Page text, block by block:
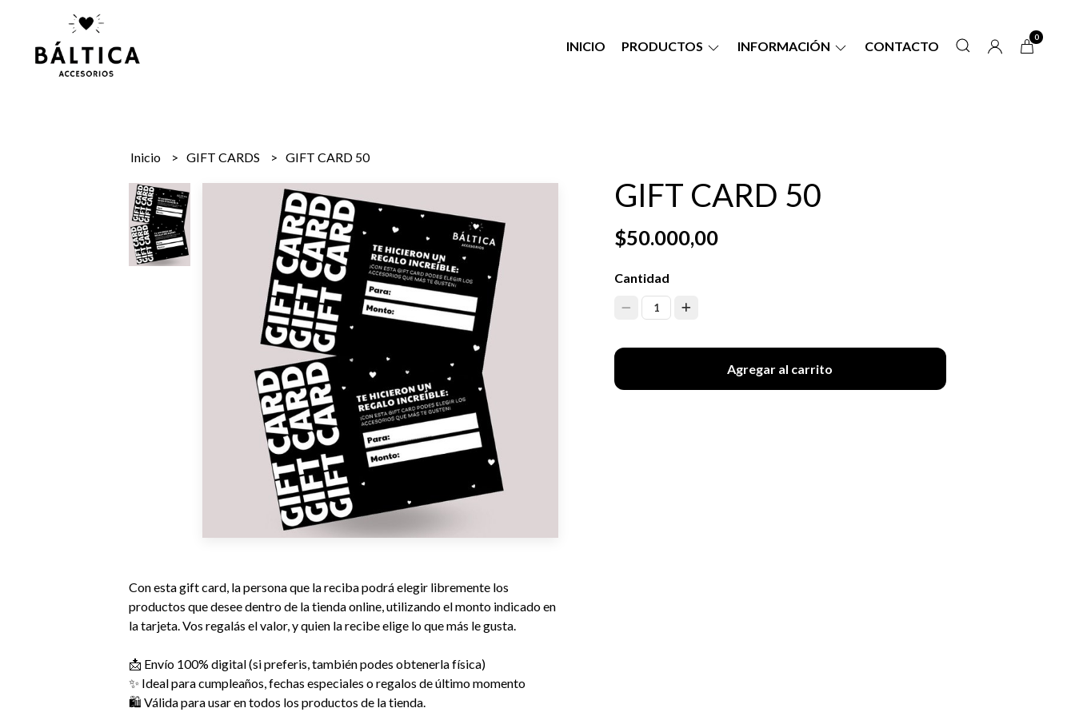
INICIO PRODUCTOS INFORMACIÓN CONTACTO
0
Inicio GIFT CARDS GIFT CARD 50
Con esta gift card, la persona que la reciba podrá elegir libremente los
productos que desee dentro de la tienda online, utilizando el monto indicado en
la tarjeta. Vos regalás el valor, y quien la recibe elige lo que más le gusta.
📩 Envío 100% digital (si preferis, también podes obtenerla física)
✨ Ideal para cumpleaños, fechas especiales o regalos de último momento
🛍️ Válida para usar en todos los productos de la tienda.
GIFT CARD 50
$50.000,00
Cantidad
1
Agregar al carrito